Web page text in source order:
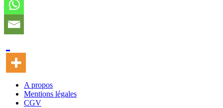
A propos
Mentions légales
CGV